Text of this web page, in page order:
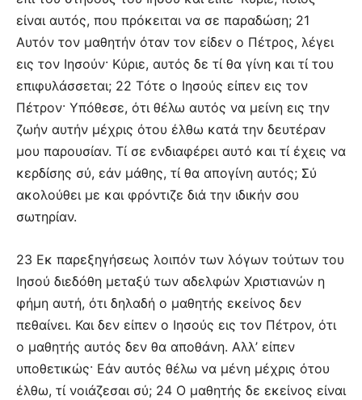
είναι αυτός, που πρόκειται να σε παραδώση; 21
Αυτόν τον μαθητήν όταν τον είδεν ο Πέτρος, λέγει
εις τον Ιησούν· Κύριε, αυτός δε τί θα γίνη και τί του
επιφυλάσσεται; 22 Τότε ο Ιησούς είπεν εις τον
Πέτρον· Υπόθεσε, ότι θέλω αυτός να μείνη εις την
ζωήν αυτήν μέχρις ότου έλθω κατά την δευτέραν
μου παρουσίαν. Τί σε ενδιαφέρει αυτό και τί έχεις να
κερδίσης σύ, εάν μάθης, τί θα απογίνη αυτός; Σύ
ακολούθει με και φρόντιζε διά την ιδικήν σου
σωτηρίαν.
23 Εκ παρεξηγήσεως λοιπόν των λόγων τούτων του
Ιησού διεδόθη μεταξύ των αδελφών Χριστιανών η
φήμη αυτή, ότι δηλαδή ο μαθητής εκείνος δεν
πεθαίνει. Και δεν είπεν ο Ιησούς εις τον Πέτρον, ότι
ο μαθητής αυτός δεν θα αποθάνη. Αλλ’ είπεν
υποθετικώς· Εάν αυτός θέλω να μένη μέχρις ότου
έλθω, τί νοιάζεσαι σύ; 24 Ο μαθητής δε εκείνος είναι